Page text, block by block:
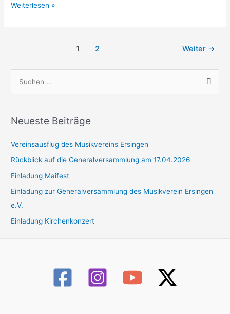
der
Probewochenende
Weiterlesen »
Beiträge
1 2 Weiter →
h
n
n
a
Neueste Beiträge
Vereinsausflug des Musikvereins Ersingen
Rückblick auf die Generalversammlung am 17.04.2026
Einladung Maifest
Einladung zur Generalversammlung des Musikverein Ersingen
e.V.
Einladung Kirchenkonzert